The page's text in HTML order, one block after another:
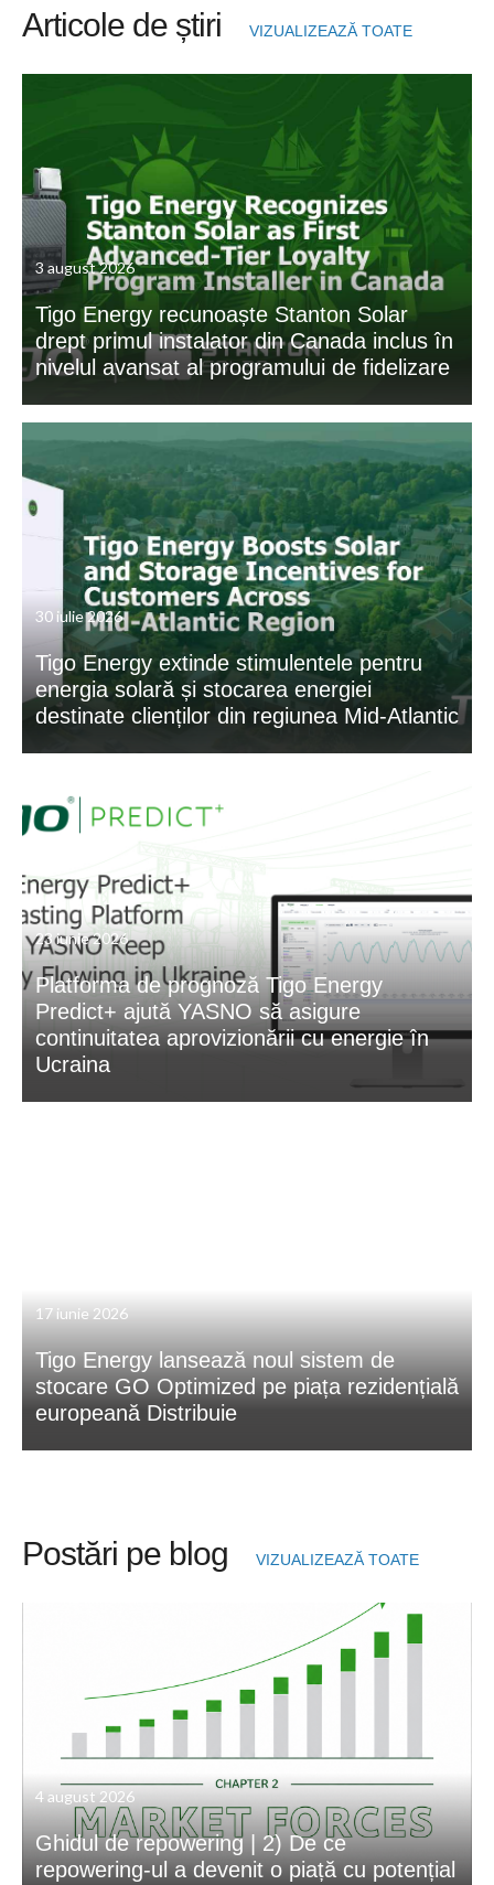
Articole de știri VIZUALIZEAZĂ TOATE
3 august 2026
Tigo Energy recunoaște Stanton Solar
drept primul instalator din Canada inclus în
nivelul avansat al programului de fidelizare
30 iulie 2026
Tigo Energy extinde stimulentele pentru
energia solară și stocarea energiei
destinate clienților din regiunea Mid-Atlantic
23 iunie 2026
Platforma de prognoză Tigo Energy
Predict+ ajută YASNO să asigure
continuitatea aprovizionării cu energie în
Ucraina
17 iunie 2026
Tigo Energy lansează noul sistem de
stocare GO Optimized pe piața rezidențială
europeană Distribuie
Postări pe blog VIZUALIZEAZĂ TOATE
4 august 2026
Ghidul de repowering | 2) De ce
repowering-ul a devenit o piață cu potențial